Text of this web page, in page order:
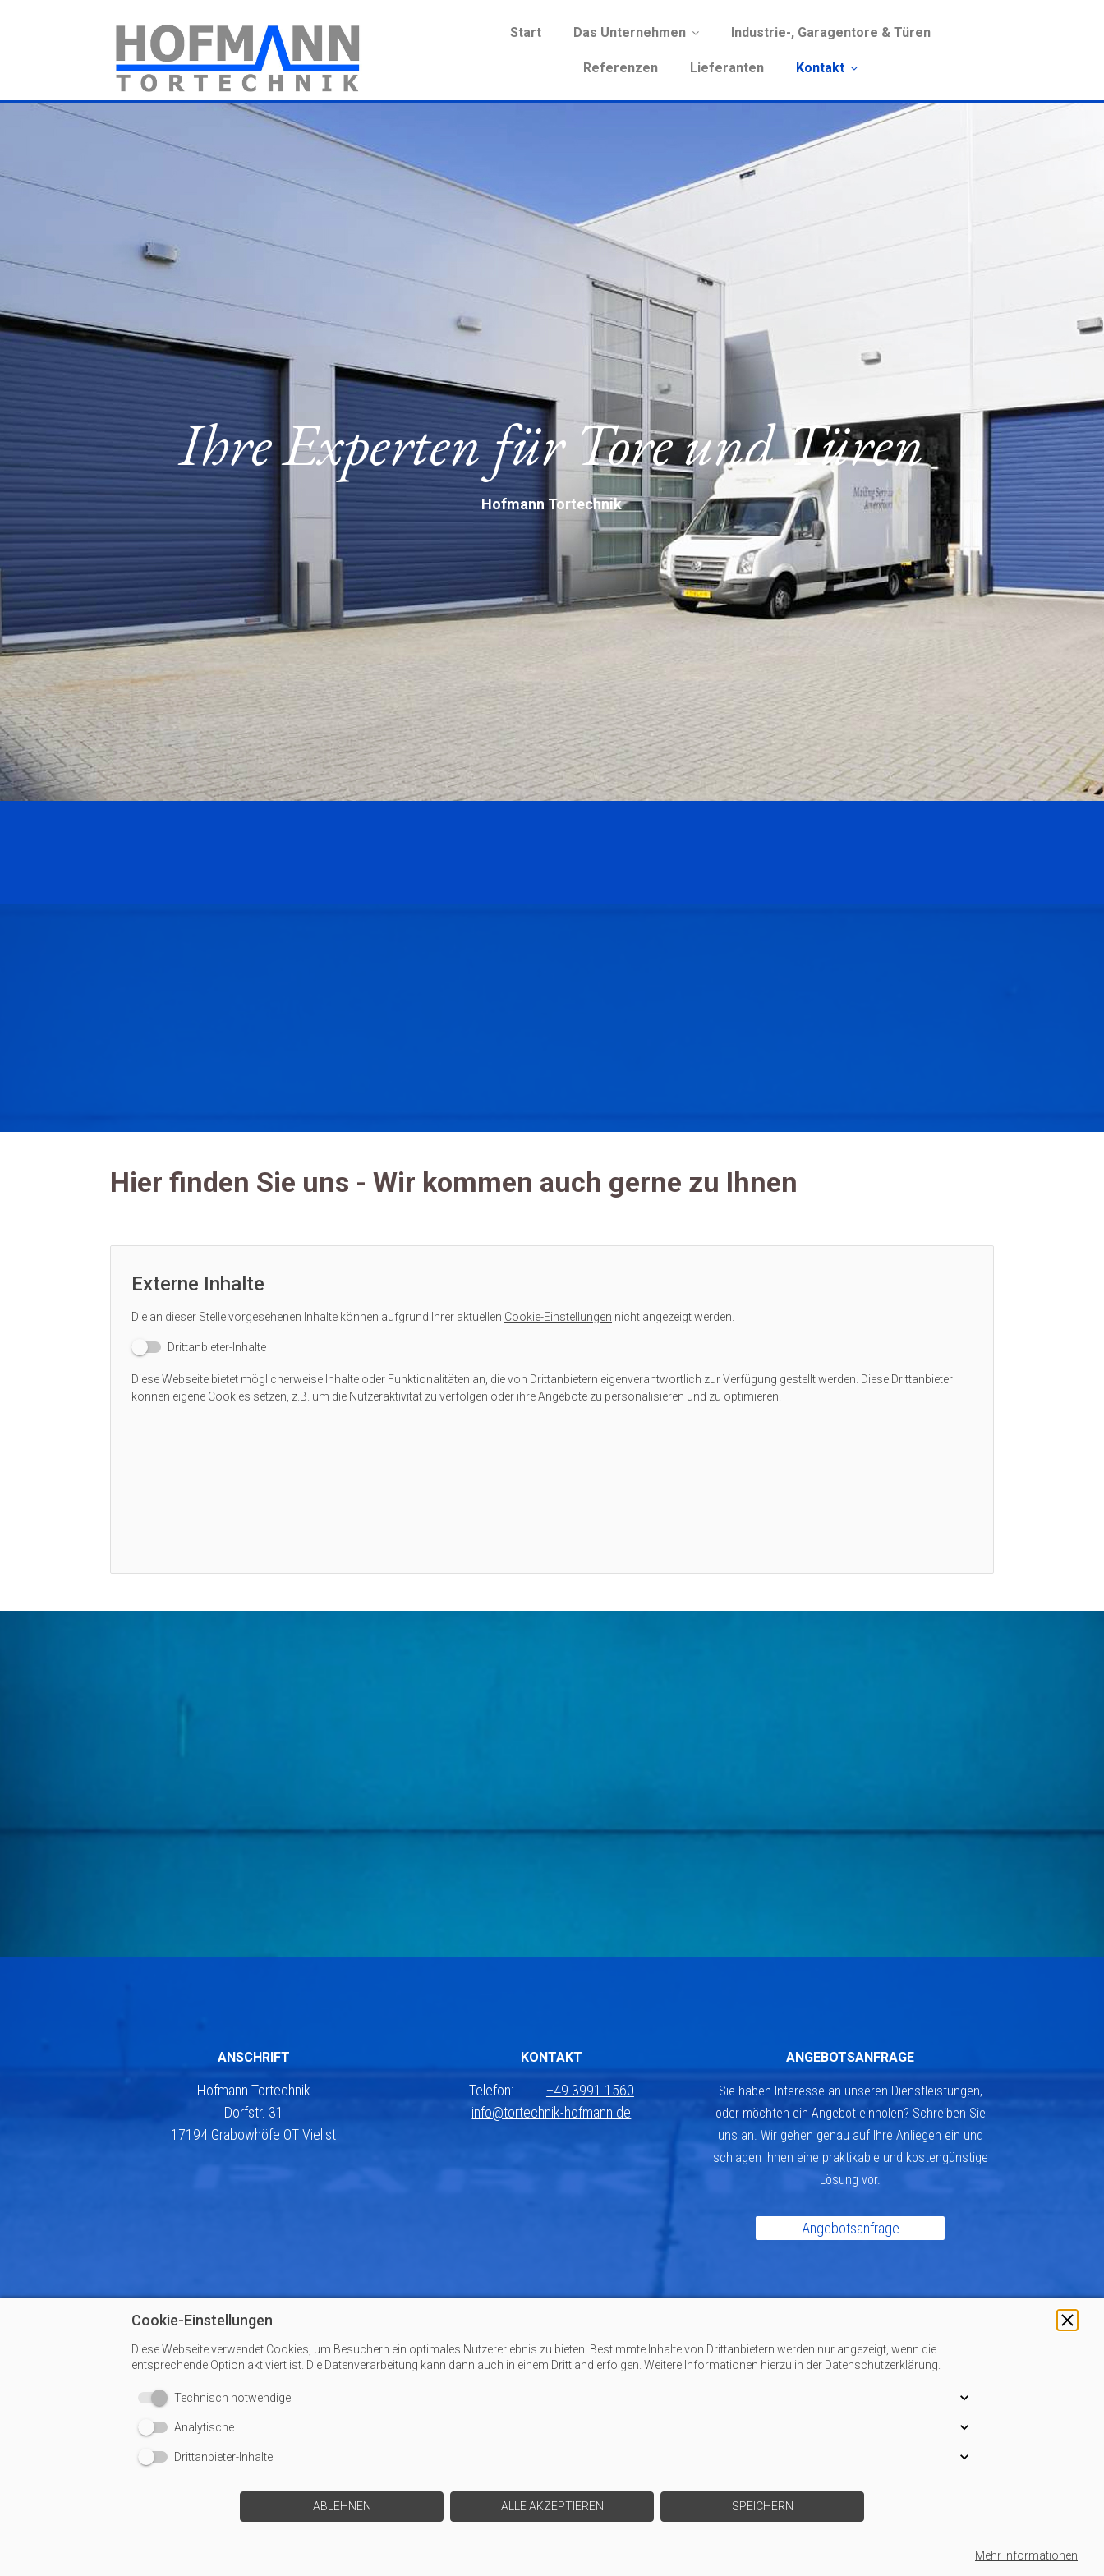
Start Das Unternehmen Industrie-, Garagentore & Türen
Referenzen Lieferanten Kontakt
Ihre Experten für Tore und Türen
Hofmann Tortechnik
Hier finden Sie uns - Wir kommen auch gerne zu Ihnen
Externe Inhalte
Die an dieser Stelle vorgesehenen Inhalte können aufgrund Ihrer aktuellen Cookie-Einstellungen nicht angezeigt werden.
Drittanbieter-Inhalte
Diese Webseite bietet möglicherweise Inhalte oder Funktionalitäten an, die von Drittanbietern eigenverantwortlich zur Verfügung gestellt werden. Diese Drittanbieter
können eigene Cookies setzen, z.B. um die Nutzeraktivität zu verfolgen oder ihre Angebote zu personalisieren und zu optimieren.
ANSCHRIFT
Hofmann Tortechnik
Dorfstr. 31
17194 Grabowhöfe OT Vielist
KONTAKT
Telefon: +49 3991 1560
info@tortechnik-hofmann.de
ANGEBOTSANFRAGE
Sie haben Interesse an unseren Dienstleistungen,
oder möchten ein Angebot einholen? Schreiben Sie
uns an. Wir gehen genau auf Ihre Anliegen ein und
schlagen Ihnen eine praktikable und kostengünstige
Lösung vor.
Angebotsanfrage
KONTAKT |DATEN­SCHUTZ
Cookie-Einstellungen
Diese Webseite verwendet Cookies, um Besuchern ein optimales Nutzererlebnis zu bieten. Bestimmte Inhalte von Drittanbietern werden nur angezeigt, wenn die
entsprechende Option aktiviert ist. Die Datenverarbeitung kann dann auch in einem Drittland erfolgen. Weitere Informationen hierzu in der Datenschutzerklärung.
Technisch notwendige
Analytische
Drittanbieter-Inhalte
ABLEHNEN ALLE AKZEPTIEREN SPEICHERN
Mehr Informationen